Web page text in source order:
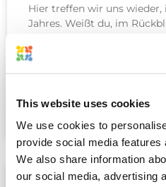
This website uses cookies
We use cookies to
provide social media
We also share information
our social media, advertising
Hier treffen wir uns
Jahres. Weißt du, im
einfach… Viel zu schlucken.
Kane Dezember 11, 2025